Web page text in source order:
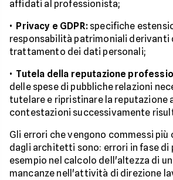
affidati al professionista;
• Privacy e GDPR:specifiche
responsabilità patrimoniali derivanti
trattamento dei dati personali;
• Tutela della reputazione
delle spese di pubbliche relazioni
tutelare e ripristinare la reputazione
contestazioni successivamente
Gli errori che vengono commessi più
dagli architetti sono: errori in fase di
esempio nel calcolo dell'altezza di
mancanze nell'attività di direzione